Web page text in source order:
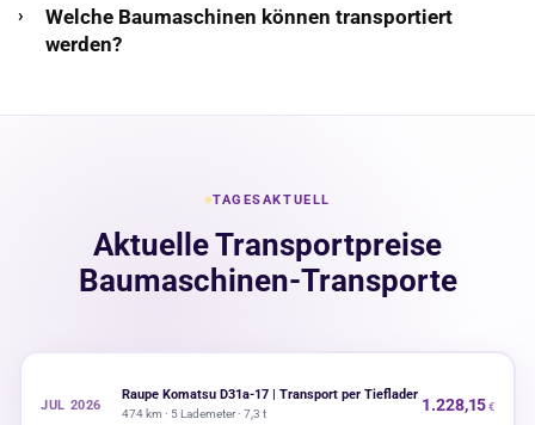
Welche Baumaschinen können transportiert
werden?
TAGESAKTUELL
Aktuelle Transportpreise
Baumaschinen-Transporte
JUL 2026
Raupe Komatsu D31a-17 | Transport per Tieflader
474 km · 5 Lademeter · 7,3 t 1.228,15